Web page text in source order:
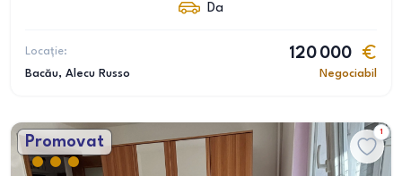
Da
Locație:
Bacău, Alecu Russo
120 000
Negociabil
Promovat
1